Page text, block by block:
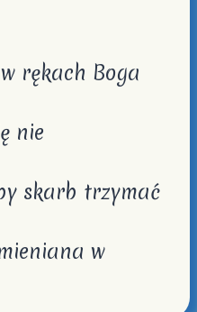
rękach Boga
nie
skarb trzymać
w